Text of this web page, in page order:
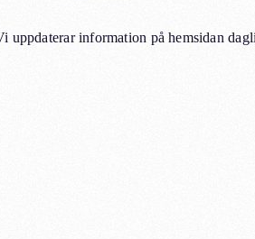
information på hemsidan